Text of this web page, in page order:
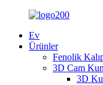
Ev
Ürünler
Fenolik
3D Cam
3D